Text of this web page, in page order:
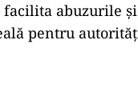
facilita abuzurile
pentru